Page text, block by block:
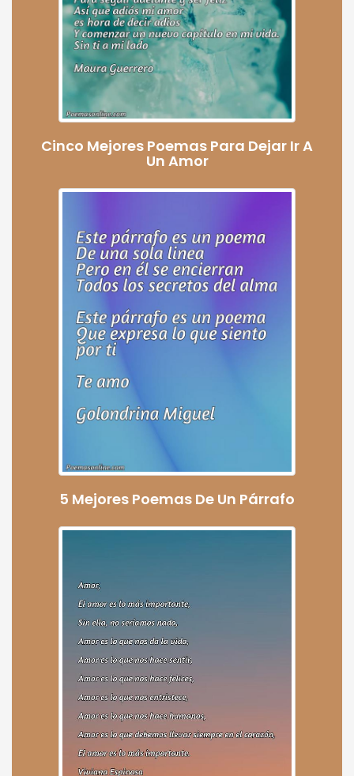
Cinco Mejores Poemas Para Dejar Ir A
Un Amor
5 Mejores Poemas De Un Párrafo